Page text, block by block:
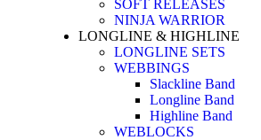
SOFT RELEASES
NINJA WARRIOR
LONGLINE & HIGHLINE
LONGLINE SETS
WEBBINGS
Slackline Band
Longline Band
Highline Band
WEBLOCKS